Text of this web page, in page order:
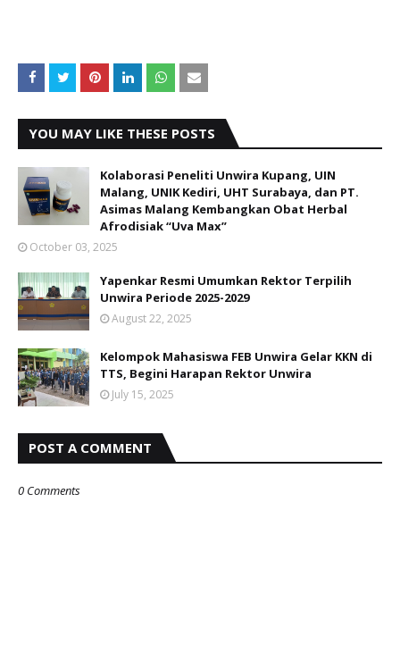
YOU MAY LIKE THESE POSTS
Kolaborasi Peneliti Unwira Kupang, UIN
Malang, UNIK Kediri, UHT Surabaya, dan PT.
Asimas Malang Kembangkan Obat Herbal
Afrodisiak “Uva Max”
October 03, 2025
Yapenkar Resmi Umumkan Rektor Terpilih
Unwira Periode 2025-2029
August 22, 2025
Kelompok Mahasiswa FEB Unwira Gelar KKN di
TTS, Begini Harapan Rektor Unwira
July 15, 2025
POST A COMMENT
0 Comments